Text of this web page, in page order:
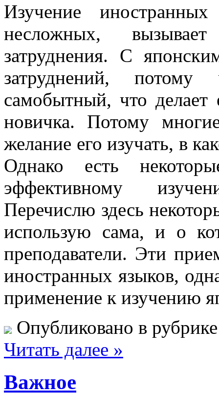
Изучение
несложных,
затруднения. С
затруднений,
самобытный, что
новичка. Потому
желание его изучать, в
Однако есть
эффективному
Перечислю здесь
использую сама, и о
преподаватели. Эти
иностранных языков,
применение к изучению
Опубликовано в
Читать далее »
Важное